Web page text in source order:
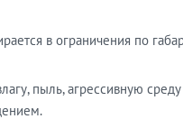
в ограничения по
пыль, агрессивную среду